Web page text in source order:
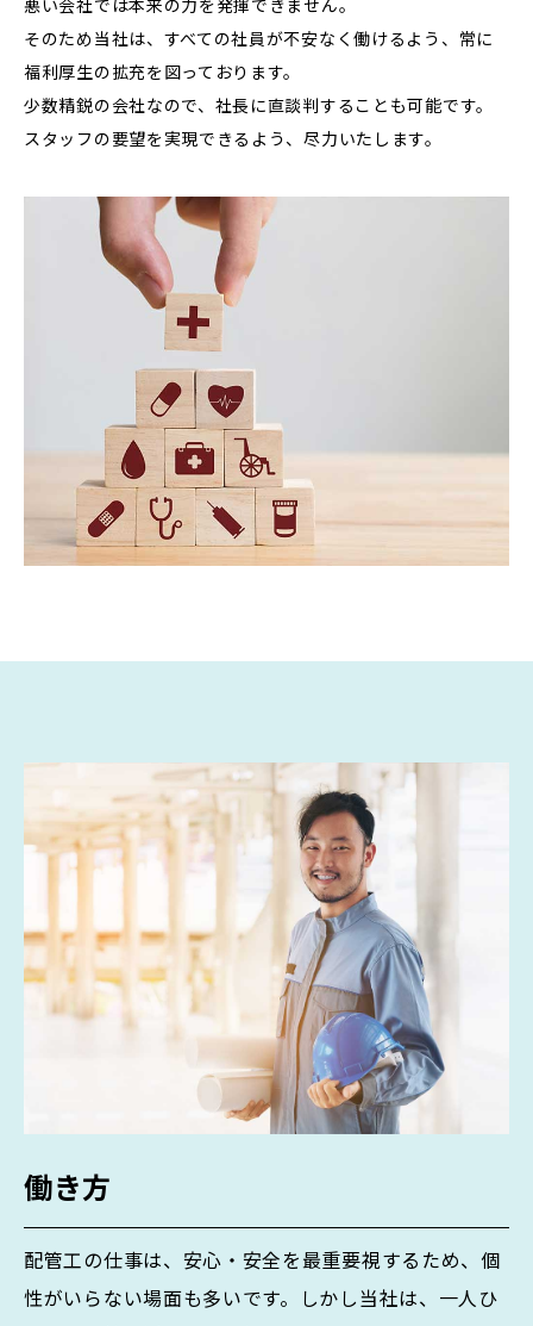
悪い会社では本来の力を発揮できません。
そのため当社は、すべての社員が不安なく働けるよう、常に
福利厚生の拡充を図っております。
少数精鋭の会社なので、社長に直談判することも可能です。
スタッフの要望を実現できるよう、尽力いたします。
働き方
配管工の仕事は、安心・安全を最重要視するため、個
性がいらない場面も多いです。しかし当社は、一人ひ